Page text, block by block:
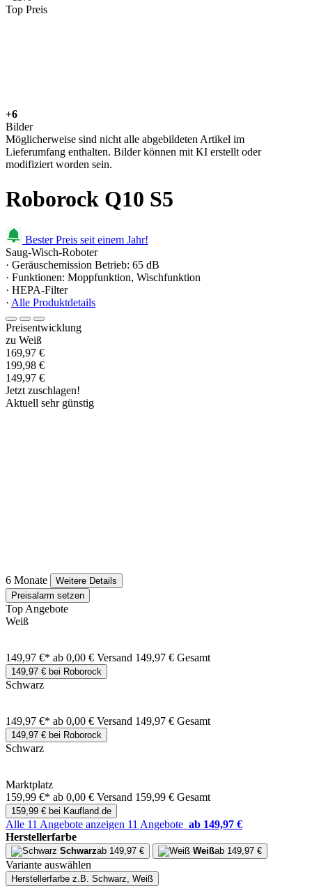
Top Preis
+6
Bilder
Möglicherweise sind nicht alle abgebildeten Artikel im
Lieferumfang enthalten. Bilder können mit KI erstellt oder
modifiziert worden sein.
Roborock Q10 S5
Bester Preis seit einem Jahr!
Saug-Wisch-Roboter
· Geräuschemission Betrieb: 65 dB
· Funktionen: Moppfunktion, Wischfunktion
· HEPA-Filter
· Alle Produktdetails
Preisentwicklung
zu Weiß
169,97 €
199,98 €
149,97 €
Jetzt zuschlagen!
Aktuell sehr günstig
6 Monate
Weitere Details
Preisalarm setzen
Top Angebote
Weiß
149,97 €* ab 0,00 € Versand 149,97 € Gesamt
149,97 € bei Roborock
Schwarz
149,97 €* ab 0,00 € Versand 149,97 € Gesamt
149,97 € bei Roborock
Schwarz
Marktplatz
159,99 €* ab 0,00 € Versand 159,99 € Gesamt
159,99 € bei Kaufland.de
Alle 11 Angebote anzeigen 11 Angebote ab 149,97 €
Herstellerfarbe
Schwarzab 149,97 € Weißab 149,97 €
Variante auswählen
Herstellerfarbe z.B. Schwarz, Weiß